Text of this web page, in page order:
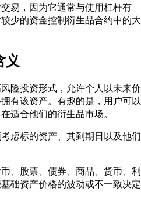
易，因为它通常与使用杠杆有
少的资金控制衍生品合约中的大
义
险投资形式，允许个人以未来价
有该资产。有趣的是，用户可以
适合他们的衍生品市场。
虑标的资产、其到期日以及他们
、股票、债券、商品、货币、利
础资产价格的波动或不一致决定